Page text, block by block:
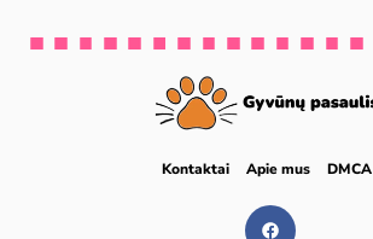
Kontaktai Apie mus DMCA